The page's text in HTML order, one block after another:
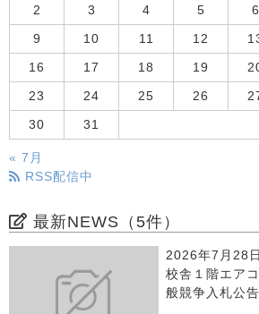
2 3 4 5 6
9 10 11 12
16 17 18 19
23 24 25 26
30 31
« 7月
RSS配信中
最新NEWS（5件）
2026年7月28日
校舎１階エア
般競争入札公告